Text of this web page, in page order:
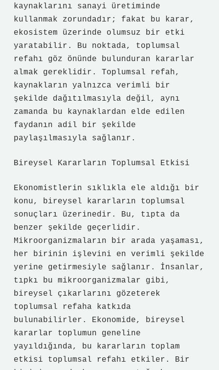
kaynaklarını sanayi üretiminde
kullanmak zorundadır; fakat bu karar,
ekosistem üzerinde olumsuz bir etki
yaratabilir. Bu noktada, toplumsal
refahı göz önünde bulunduran kararlar
almak gereklidir. Toplumsal refah,
kaynakların yalnızca verimli bir
şekilde dağıtılmasıyla değil, aynı
zamanda bu kaynaklardan elde edilen
faydanın adil bir şekilde
paylaşılmasıyla sağlanır.
Bireysel Kararların Toplumsal Etkisi
Ekonomistlerin sıklıkla ele aldığı bir
konu, bireysel kararların toplumsal
sonuçları üzerinedir. Bu, tıpta da
benzer şekilde geçerlidir.
Mikroorganizmaların bir arada yaşaması,
her birinin işlevini en verimli şekilde
yerine getirmesiyle sağlanır. İnsanlar,
tıpkı bu mikroorganizmalar gibi,
bireysel çıkarlarını gözeterek
toplumsal refaha katkıda
bulunabilirler. Ekonomide, bireysel
kararlar toplumun geneline
yayıldığında, bu kararların toplam
etkisi toplumsal refahı etkiler. Bir